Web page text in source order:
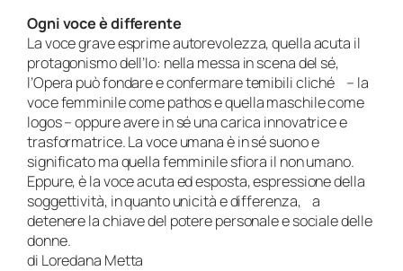
Ogni voce è differente
La voce grave esprime autorevolezza, quella acuta il
protagonismo dell’Io: nella messa in scena del sé,
l’Opera può fondare e confermare temibili cliché – la
voce femminile come pathos e quella maschile come
logos – oppure avere in sé una carica innovatrice e
trasformatrice. La voce umana è in sé suono e
significato ma quella femminile sfiora il non umano.
Eppure, è la voce acuta ed esposta, espressione della
soggettività, in quanto unicità e differenza, a
detenere la chiave del potere personale e sociale delle
donne.
di Loredana Metta